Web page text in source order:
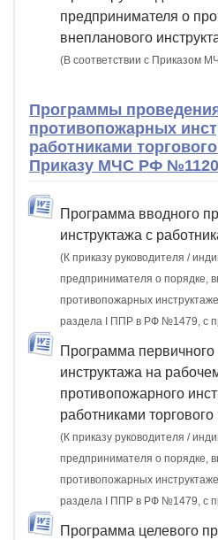
предпринимателя о
внепланового
(В соответствии с Приказом
Программы
противопожарных
работниками
Приказу МЧС РФ №1120
Программа вводного
инструктажа с
(К приказу руководителя /
предпринимателя о порядке,
противопожарных
раздела I ППР в РФ №1479, с
Программа
инструктажа на
противопожарного
работниками торгового
(К приказу руководителя /
предпринимателя о порядке,
противопожарных
раздела I ППР в РФ №1479, с
Программа целевого